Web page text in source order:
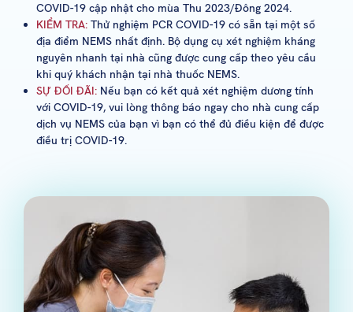
COVID-19 cập nhật cho mùa Thu 2023/Đông 2024.
KIỂM TRA: Thử nghiệm PCR COVID-19 có sẵn tại một số
địa điểm NEMS nhất định. Bộ dụng cụ xét nghiệm kháng
nguyên nhanh tại nhà cũng được cung cấp theo yêu cầu
khi quý khách nhận tại nhà thuốc NEMS.
SỰ ĐỐI ĐÃI: Nếu bạn có kết quả xét nghiệm dương tính
với COVID-19, vui lòng thông báo ngay cho nhà cung cấp
dịch vụ NEMS của bạn vì bạn có thể đủ điều kiện để được
điều trị COVID-19.